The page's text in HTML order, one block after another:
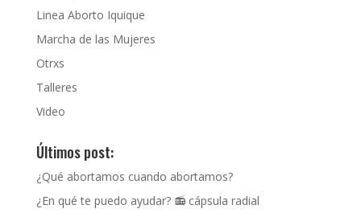
Linea Aborto Iquique
Marcha de las Mujeres
Otrxs
Talleres
Video
Últimos post:
¿Qué abortamos cuando abortamos?
¿En qué te puedo ayudar? 📻 cápsula radial